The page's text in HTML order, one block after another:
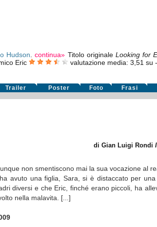
Hudson .continua» Titolo originale Looking for
Eric valutazione media: 3,51 su
Trailer Poster Foto Frasi
di Gian Luigi Rondi
non smentiscono mai la sua vocazione al
avuto una figlia, Sara, si è distaccato per
diversi e che Eric, finché erano piccoli, ha
nella malavita. [...]